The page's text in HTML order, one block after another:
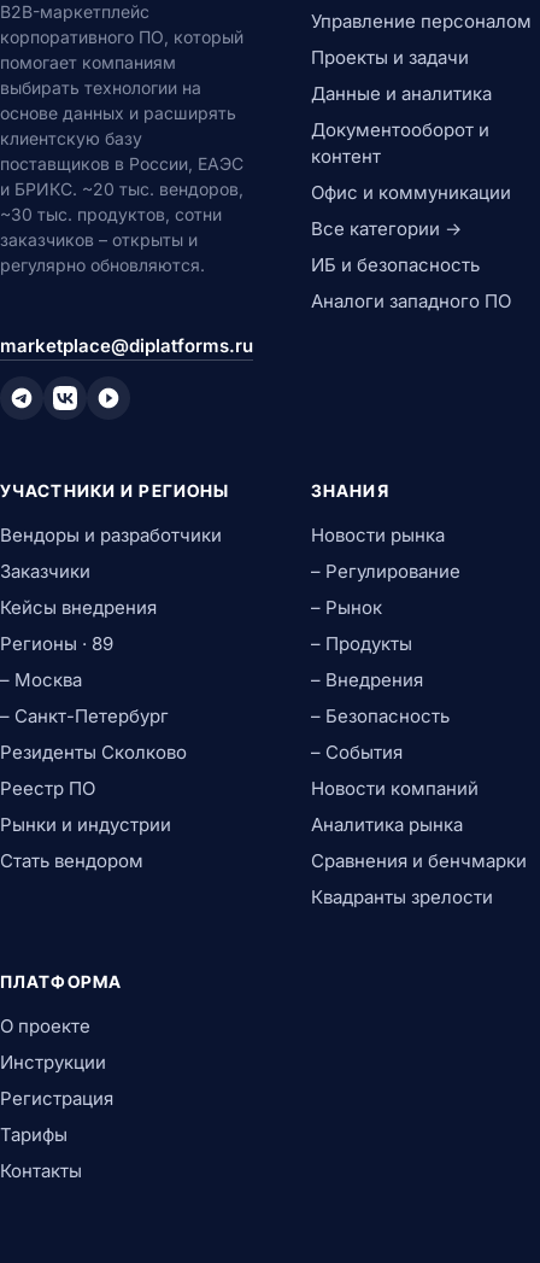
B2B-маркетплейс
корпоративного ПО, который
помогает компаниям
выбирать технологии на
основе данных и расширять
клиентскую базу
поставщиков в России, ЕАЭС
и БРИКС. ~20 тыс. вендоров,
~30 тыс. продуктов, сотни
заказчиков – открыты и
регулярно обновляются.
marketplace@diplatforms.ru
Управление персоналом
Проекты и задачи
Данные и аналитика
Документооборот и
контент
Офис и коммуникации
Все категории →
ИБ и безопасность
Аналоги западного ПО
УЧАСТНИКИ И РЕГИОНЫ
Вендоры и разработчики
Заказчики
Кейсы внедрения
Регионы · 89
– Москва
– Санкт-Петербург
Резиденты Сколково
Реестр ПО
Рынки и индустрии
Стать вендором
ЗНАНИЯ
Новости рынка
– Регулирование
– Рынок
– Продукты
– Внедрения
– Безопасность
– События
Новости компаний
Аналитика рынка
Сравнения и бенчмарки
Квадранты зрелости
ПЛАТФОРМА
О проекте
Инструкции
Регистрация
Тарифы
Контакты